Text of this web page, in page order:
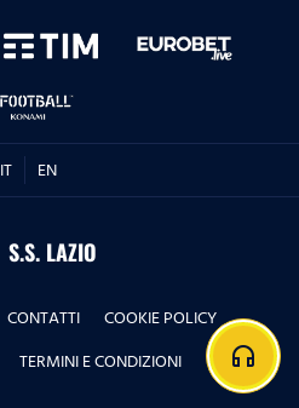
IT EN
S.S. LAZIO
CONTATTI
COOKIE POLICY
TERMINI E CONDIZIONI headphones